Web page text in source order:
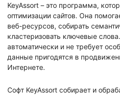
KeyAssort – это программа,
оптимизации сайтов. Она
веб-ресурсов, собирать
кластеризовать ключевые
автоматически и не требует
данные пригодятся в
Интернете.
Софт KeyAssort собирает и